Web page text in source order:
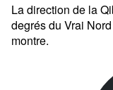
La direction de la
degrés du Vrai
montre.